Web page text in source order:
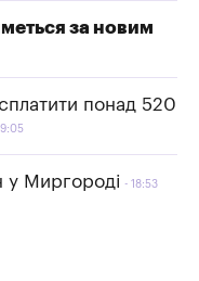
за новим
понад 520
у Миргороді 18:53